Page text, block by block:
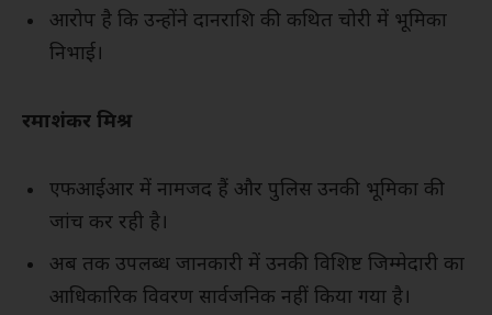
आरोप है कि उन्होंने दानराशि की कथित चोरी में भूमिका
निभाई।
रमाशंकर मिश्र
एफआईआर में नामजद हैं और पुलिस उनकी भूमिका की
जांच कर रही है।
अब तक उपलब्ध जानकारी में उनकी विशिष्ट जिम्मेदारी का
आधिकारिक विवरण सार्वजनिक नहीं किया गया है।